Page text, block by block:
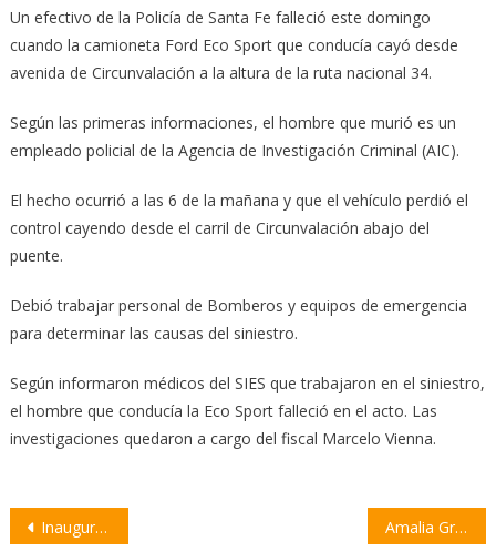
Un efectivo de la Policía de Santa Fe falleció este domingo
cuando la camioneta Ford Eco Sport que conducía cayó desde
avenida de Circunvalación a la altura de la ruta nacional 34.
Según las primeras informaciones, el hombre que murió es un
empleado policial de la Agencia de Investigación Criminal (AIC).
El hecho ocurrió a las 6 de la mañana y que el vehículo perdió el
control cayendo desde el carril de Circunvalación abajo del
puente.
Debió trabajar personal de Bomberos y equipos de emergencia
para determinar las causas del siniestro.
Según informaron médicos del SIES que trabajaron en el siniestro,
el hombre que conducía la Eco Sport falleció en el acto. Las
investigaciones quedaron a cargo del fiscal Marcelo Vienna.
Navegación
Inauguraron la ampliación del edificio del Centro de Salud «Eva Perón» Amalia Granata apuntó contra Perotti y pidió “enviar el Ejército a Rosario”